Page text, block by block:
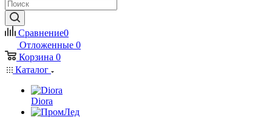
Сравнение0
Отложенные 0
Корзина 0
Каталог
Diora